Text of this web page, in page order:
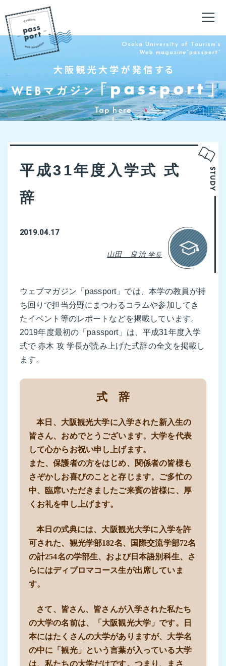
Osaka University of Tourism’s
Web magazine”passport”
平成31年度入学式 式
辞
2019.04.17
山田 良治 学長
ウェブマガジン「passport」では、本学の教員が持
ち回りで担当分野にまつわるコラムや参加してき
たイベント等のレポートなどを掲載しています。
2019年度最初の「passport」は、平成31年度入学
式で 赤木 攻 学長が読み上げた式辞の全文を掲載し
ます。
式 辞
本日、大阪観光大学に入学された新入生の
皆さん、おめでとうございます。大学を代表
して心からお祝い申し上げます。
また、保護者の方をはじめ、関係者の皆様も
さぞかしお喜びのことと存じます。ご多忙の
中、臨席いただきましたご来賓の皆様に、厚
くお礼を申し上げます。
本日の式典には、大阪観光大学に入学を許
可された、観光学部182名、国際交流学部72名
の計254名の学部生、および日本語別科生、さ
らにはディプロマコース生が出席していま
す。
さて、皆さん、皆さんが入学された私たち
の大学の名前は、「大阪観光大学」です。日
本にはたくさんの大学がありますが、大学名
の中に「観光」という言葉が入っている大学
は、私たちの大学だけです。つまり、まさ